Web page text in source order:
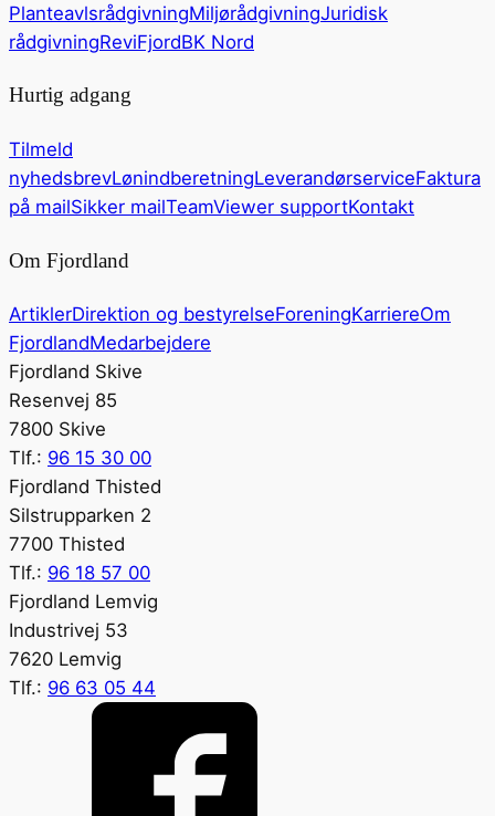
PlanteavlsrådgivningMiljørådgivningJuridisk
rådgivningReviFjordBK Nord
Hurtig adgang
Tilmeld
nyhedsbrevLønindberetningLeverandørserviceFaktura
på mailSikker mailTeamViewer supportKontakt
Om Fjordland
ArtiklerDirektion og bestyrelseForeningKarriereOm
FjordlandMedarbejdere
Fjordland Skive
Resenvej 85
7800 Skive
Tlf.: 96 15 30 00
Fjordland Thisted
Silstrupparken 2
7700 Thisted
Tlf.: 96 18 57 00
Fjordland Lemvig
Industrivej 53
7620 Lemvig
Tlf.: 96 63 05 44